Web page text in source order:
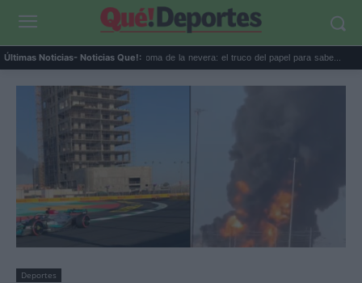
Últimas Noticias- Noticias Que!:
agua del aire ... La goma de la nevera: el truco del papel para sabe... Las
Deportes